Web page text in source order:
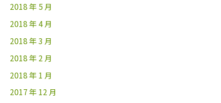
2018 年 5 月
2018 年 4 月
2018 年 3 月
2018 年 2 月
2018 年 1 月
2017 年 12 月